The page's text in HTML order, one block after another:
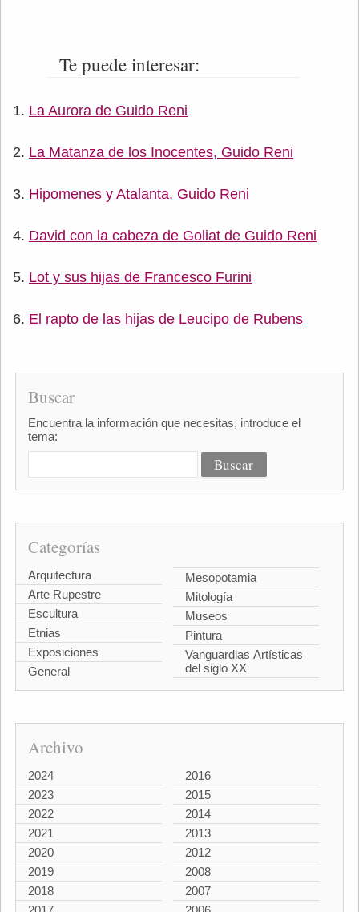
Te puede interesar:
La Aurora de Guido Reni
La Matanza de los Inocentes, Guido Reni
Hipomenes y Atalanta, Guido Reni
David con la cabeza de Goliat de Guido Reni
Lot y sus hijas de Francesco Furini
El rapto de las hijas de Leucipo de Rubens
Buscar
Encuentra la información que necesitas, introduce el
tema:
Categorías
Arquitectura
Arte Rupestre
Escultura
Etnias
Exposiciones
General
Mesopotamia
Mitología
Museos
Pintura
Vanguardias Artísticas
del siglo XX
Archivo
2024
2023
2022
2021
2020
2019
2018
2016
2015
2014
2013
2012
2008
2007